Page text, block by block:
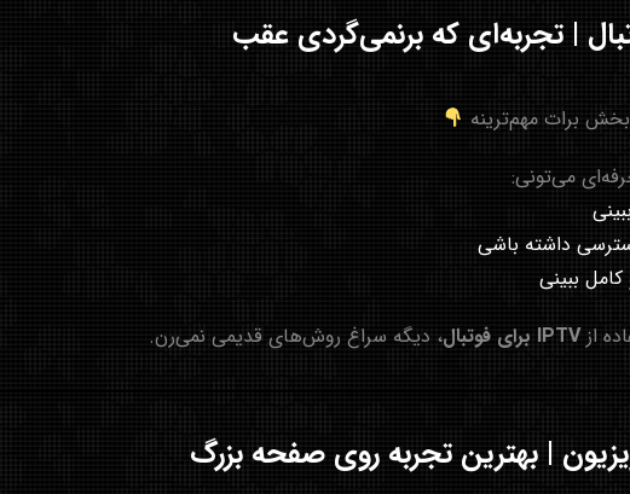
برات مهم‌ترینه
می‌تونی:
داشته باشی
ببینی
ازIPTV برای فوتبال ، دیگه سراغ روش‌های قدیمی نمی‌رن.